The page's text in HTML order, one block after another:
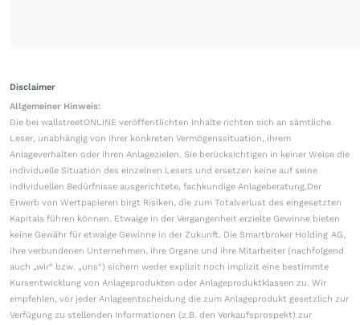
Disclaimer
Allgemeiner Hinweis:
Die bei wallstreetONLINE veröffentlichten Inhalte richten sich an sämtliche
Leser, unabhängig von ihrer konkreten Vermögenssituation, ihrem
Anlageverhalten oder ihren Anlagezielen. Sie berücksichtigen in keiner Weise die
individuelle Situation des einzelnen Lesers und ersetzen keine auf seine
individuellen Bedürfnisse ausgerichtete, fachkundige Anlageberatung.Der
Erwerb von Wertpapieren birgt Risiken, die zum Totalverlust des eingesetzten
Kapitals führen können. Etwaige in der Vergangenheit erzielte Gewinne bieten
keine Gewähr für etwaige Gewinne in der Zukunft. Die Smartbroker Holding AG,
ihre verbundenen Unternehmen, ihre Organe und ihre Mitarbeiter (nachfolgend
auch „wir“ bzw. „uns“) sichern weder explizit noch implizit eine bestimmte
Kursentwicklung von Anlageprodukten oder Anlageproduktklassen zu. Wir
empfehlen, vor jeder Anlageentscheidung die zum Anlageprodukt gesetzlich zur
Verfügung zu stellenden Informationen (z.B. den Verkaufsprospekt) zur